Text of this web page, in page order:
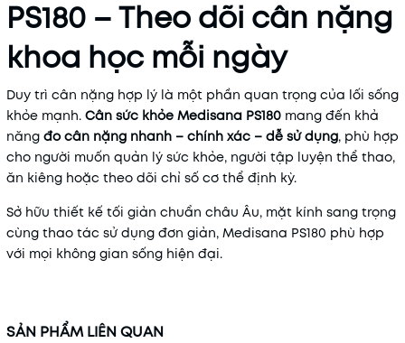
PS180 – Theo dõi cân nặng
khoa học mỗi ngày
Duy trì cân nặng hợp lý là một phần quan trọng của lối sống
khỏe mạnh. Cân sức khỏe Medisana PS180 mang đến khả
năng đo cân nặng nhanh – chính xác – dễ sử dụng, phù hợp
cho người muốn quản lý sức khỏe, người tập luyện thể thao,
ăn kiêng hoặc theo dõi chỉ số cơ thể định kỳ.
Sở hữu thiết kế tối giản chuẩn châu Âu, mặt kính sang trọng
cùng thao tác sử dụng đơn giản, Medisana PS180 phù hợp
với mọi không gian sống hiện đại.
SẢN PHẨM LIÊN QUAN